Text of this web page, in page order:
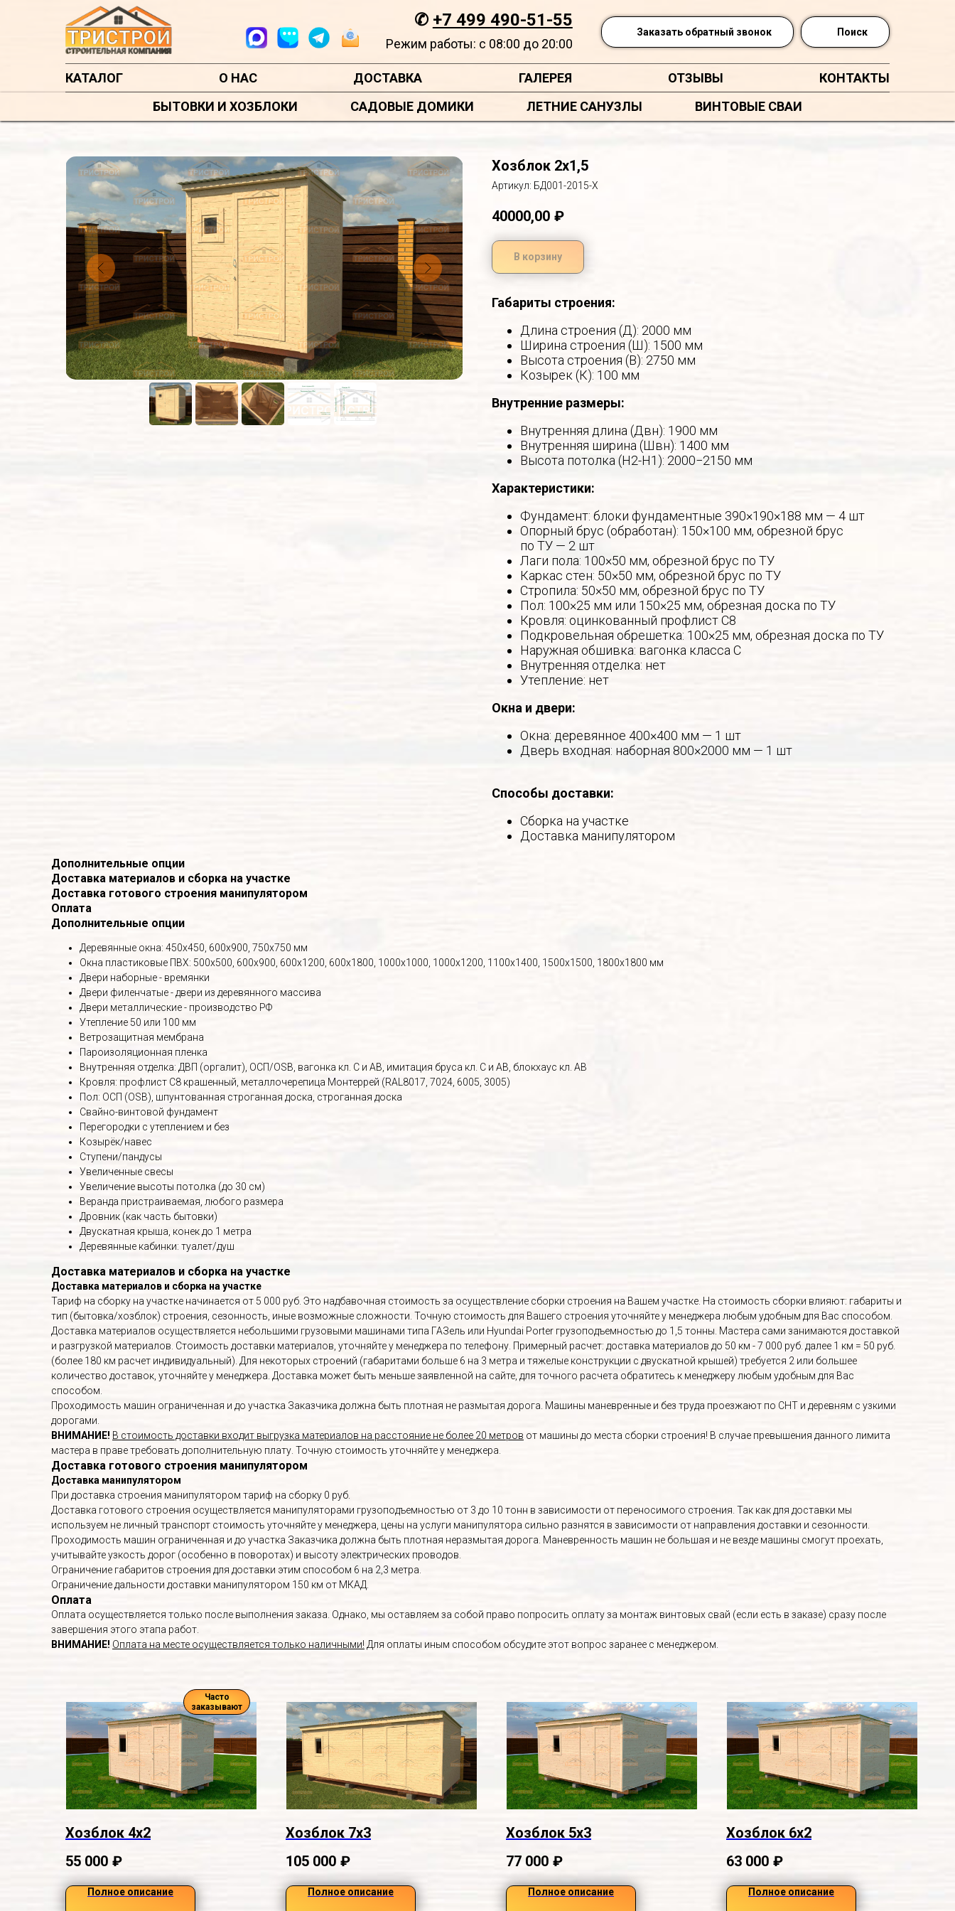
✆ +7 499 490-51-55
Режим работы: с 08:00 до 20:00
Заказать обратный звонок Поиск
КАТАЛОГ О НАС ДОСТАВКА ГАЛЕРЕЯ ОТЗЫВЫ
КОНТАКТЫ
БЫТОВКИ И ХОЗБЛОКИ
САДОВЫЕ ДОМИКИ ЛЕТНИЕ САНУЗЛЫ ВИНТОВЫЕ СВАИ
Хозблок 2х1,5
Артикул: БД001-2015-Х
40000,00 ₽
В корзину
Габариты строения:
Длина строения (Д): 2000 мм
Ширина строения (Ш): 1500 мм
Высота строения (В): 2750 мм
Козырек (К): 100 мм
Внутренние размеры:
Внутренняя длина (Двн): 1900 мм
Внутренняя ширина (Швн): 1400 мм
Высота потолка (Н2-Н1): 2000−2150 мм
Характеристики:
Фундамент: блоки фундаментные 390×190×188 мм — 4 шт
Опорный брус (обработан): 150×100 мм, обрезной брус
по ТУ — 2 шт
Лаги пола: 100×50 мм, обрезной брус по ТУ
Каркас стен: 50×50 мм, обрезной брус по ТУ
Стропила: 50×50 мм, обрезной брус по ТУ
Пол: 100×25 мм или 150×25 мм, обрезная доска по ТУ
Кровля: оцинкованный профлист С8
Подкровельная обрешетка: 100×25 мм, обрезная доска по ТУ
Наружная обшивка: вагонка класса С
Внутренняя отделка: нет
Утепление: нет
Окна и двери:
Окна: деревянное 400×400 мм — 1 шт
Дверь входная: наборная 800×2000 мм — 1 шт
Способы доставки:
Сборка на участке
Доставка манипулятором
Дополнительные опции
Доставка материалов и сборка на участке
Доставка готового строения манипулятором
Оплата
Дополнительные опции
Деревянные окна: 450х450, 600х900, 750х750 мм
Окна пластиковые ПВХ: 500х500, 600х900, 600х1200, 600х1800, 1000х1000, 1000х1200, 1100х1400, 1500х1500, 1800х1800 мм
Двери наборные - времянки
Двери филенчатые - двери из деревянного массива
Двери металлические - производство РФ
Утепление 50 или 100 мм
Ветрозащитная мембрана
Пароизоляционная пленка
Внутренняя отделка: ДВП (оргалит), ОСП/OSB, вагонка кл. С и АВ, имитация бруса кл. С и АВ, блокхаус кл. АВ
Кровля: профлист С8 крашенный, металлочерепица Монтеррей (RAL8017, 7024, 6005, 3005)
Пол: ОСП (OSB), шпунтованная строганная доска, строганная доска
Свайно-винтовой фундамент
Перегородки с утеплением и без
Козырёк/навес
Ступени/пандусы
Увеличенные свесы
Увеличение высоты потолка (до 30 см)
Веранда пристраиваемая, любого размера
Дровник (как часть бытовки)
Двускатная крыша, конек до 1 метра
Деревянные кабинки: туалет/душ
Доставка материалов и сборка на участке
Доставка материалов и сборка на участке
Тариф на сборку на участке начинается от 5 000 руб. Это надбавочная стоимость за осуществление сборки строения на Вашем участке. На стоимость сборки влияют: габариты и
тип (бытовка/хозблок) строения, сезонность, иные возможные сложности. Точную стоимость для Вашего строения уточняйте у менеджера любым удобным для Вас способом.
Доставка материалов осуществляется небольшими грузовыми машинами типа ГАЗель или Hyundai Porter грузоподъемностью до 1,5 тонны. Мастера сами занимаются доставкой
и разгрузкой материалов. Стоимость доставки материалов, уточняйте у менеджера по телефону. Примерный расчет: доставка материалов до 50 км - 7 000 руб. далее 1 км = 50 руб.
(более 180 км расчет индивидуальный). Для некоторых строений (габаритами больше 6 на 3 метра и тяжелые конструкции с двускатной крышей) требуется 2 или большее
количество доставок, уточняйте у менеджера. Доставка может быть меньше заявленной на сайте, для точного расчета обратитесь к менеджеру любым удобным для Вас
способом.
Проходимость машин ограниченная и до участка Заказчика должна быть плотная не размытая дорога. Машины маневренные и без труда проезжают по СНТ и деревням с узкими
дорогами.
ВНИМАНИЕ! В стоимость доставки входит выгрузка материалов на расстояние не более 20 метров от машины до места сборки строения! В случае превышения данного лимита
мастера в праве требовать дополнительную плату. Точную стоимость уточняйте у менеджера.
Доставка готового строения манипулятором
Доставка манипулятором
При доставка строения манипулятором тариф на сборку 0 руб.
Доставка готового строения осуществляется манипуляторами грузоподъемностью от 3 до 10 тонн в зависимости от переносимого строения. Так как для доставки мы
используем не личный транспорт стоимость уточняйте у менеджера, цены на услуги манипулятора сильно разнятся в зависимости от направления доставки и сезонности.
Проходимость машин ограниченная и до участка Заказчика должна быть плотная неразмытая дорога. Маневренность машин не большая и не везде машины смогут проехать,
учитывайте узкость дорог (особенно в поворотах) и высоту электрических проводов.
Ограничение габаритов строения для доставки этим способом 6 на 2,3 метра.
Ограничение дальности доставки манипулятором 150 км от МКАД.
Оплата
Оплата осуществляется только после выполнения заказа. Однако, мы оставляем за собой право попросить оплату за монтаж винтовых свай (если есть в заказе) сразу после
завершения этого этапа работ.
ВНИМАНИЕ! Оплата на месте осуществляется только наличными! Для оплаты иным способом обсудите этот вопрос заранее с менеджером.
Часто
заказывают
Хозблок 4х2
55 000 ₽
Полное описание
Хозблок 7х3
105 000 ₽
Полное описание
Хозблок 5х3
77 000 ₽
Полное описание
Хозблок 6х2
63 000 ₽
Полное описание